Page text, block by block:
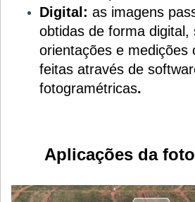
Digital: as imagens
obtidas de forma digital,
orientações e medições
feitas através de
fotogramétricas.
Aplicações da